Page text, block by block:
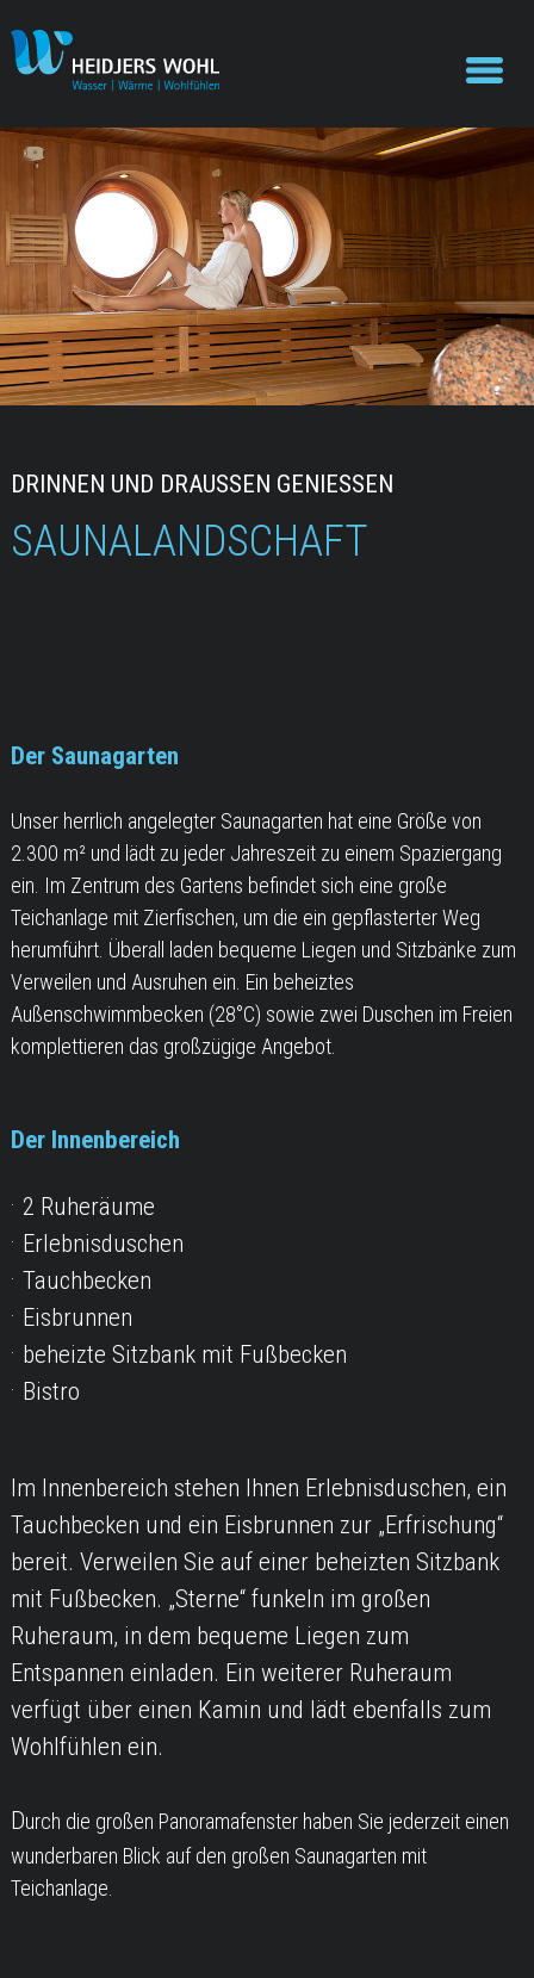
DRINNEN UND DRAUSSEN GENIESSEN
SAUNALANDSCHAFT
Der Saunagarten
Unser herrlich angelegter Saunagarten hat eine Größe von
2.300 m² und lädt zu jeder Jahreszeit zu einem Spaziergang
ein. Im Zentrum des Gartens befindet sich eine große
Teichanlage mit Zierfischen, um die ein gepflasterter Weg
herumführt. Überall laden bequeme Liegen und Sitzbänke zum
Verweilen und Ausruhen ein. Ein beheiztes
Außenschwimmbecken (28°C) sowie zwei Duschen im Freien
komplettieren das großzügige Angebot.
Der Innenbereich
2 Ruheräume
Erlebnisduschen
Tauchbecken
Eisbrunnen
beheizte Sitzbank mit Fußbecken
Bistro
Im Innenbereich stehen Ihnen Erlebnisduschen, ein
Tauchbecken und ein Eisbrunnen zur „Erfrischung“
bereit. Verweilen Sie auf einer beheizten Sitzbank
mit Fußbecken. „Sterne“ funkeln im großen
Ruheraum, in dem bequeme Liegen zum
Entspannen einladen. Ein weiterer Ruheraum
verfügt über einen Kamin und lädt ebenfalls zum
Wohlfühlen ein.
Durch die großen Panoramafenster haben Sie jederzeit einen
wunderbaren Blick auf den großen Saunagarten mit
Teichanlage.